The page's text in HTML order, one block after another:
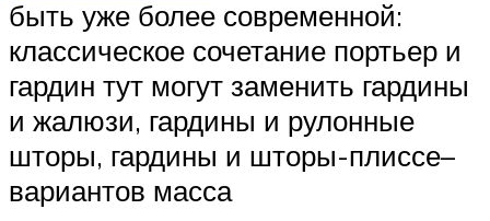
быть уже более современной:
классическое сочетание портьер и
гардин тут могут заменить гардины
и жалюзи, гардины и рулонные
шторы, гардины и шторы-плиссе–
вариантов масса